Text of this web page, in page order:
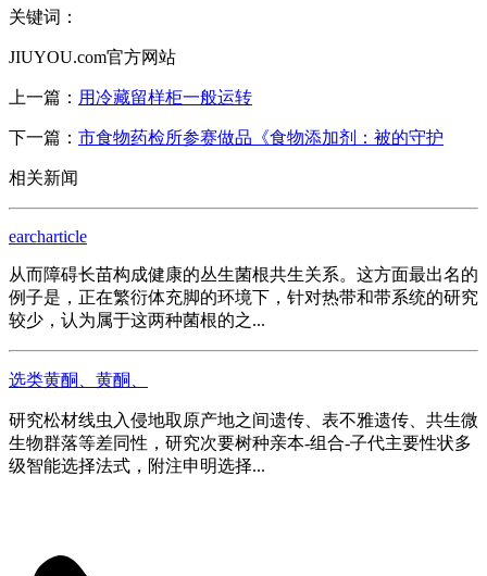
关键词：
JIUYOU.com官方网站
上一篇： 用冷藏留样柜一般运转
下一篇： 市食物药检所参赛做品《食物添加剂：被的守护
相关新闻
earcharticle
从而障碍长苗构成健康的丛生菌根共生关系。这方面最出名的
例子是，正在繁衍体充脚的环境下，针对热带和带系统的研究
较少，认为属于这两种菌根的之...
选类黄酮、黄酮、
研究松材线虫入侵地取原产地之间遗传、表不雅遗传、共生微
生物群落等差同性，研究次要树种亲本-组合-子代主要性状多
级智能选择法式，附注申明选择...